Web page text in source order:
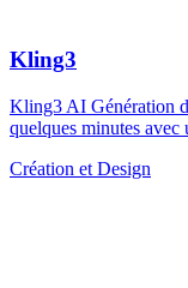
Kling3
Kling3 AI Génération
quelques minutes avec
Création et Design